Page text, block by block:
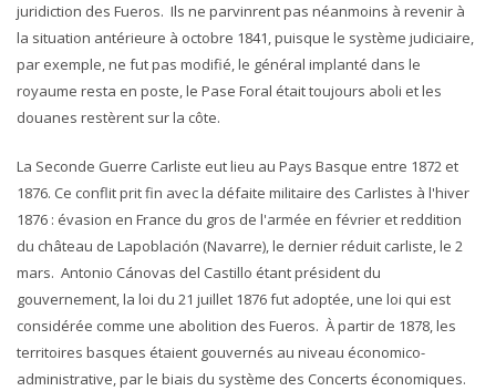
juridiction des Fueros. Ils ne parvinrent pas néanmoins à revenir à
la situation antérieure à octobre 1841, puisque le système judiciaire,
par exemple, ne fut pas modifié, le général implanté dans le
royaume resta en poste, le Pase Foral était toujours aboli et les
douanes restèrent sur la côte.
La Seconde Guerre Carliste eut lieu au Pays Basque entre 1872 et
1876. Ce conflit prit fin avec la défaite militaire des Carlistes à l'hiver
1876 : évasion en France du gros de l'armée en février et reddition
du château de Lapoblación (Navarre), le dernier réduit carliste, le 2
mars. Antonio Cánovas del Castillo étant président du
gouvernement, la loi du 21 juillet 1876 fut adoptée, une loi qui est
considérée comme une abolition des Fueros. À partir de 1878, les
territoires basques étaient gouvernés au niveau économico-
administrative, par le biais du système des Concerts économiques.